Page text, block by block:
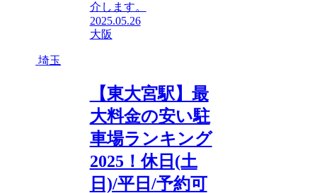
介します。
2025.05.26
大阪
埼玉
【東大宮駅】最
大料金の安い駐
車場ランキング
2025！休日(土
日)/平日/予約可